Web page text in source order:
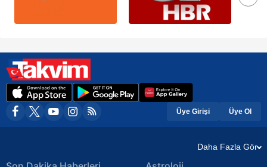
Üye Girişi Üye Ol
Daha Fazla Gör